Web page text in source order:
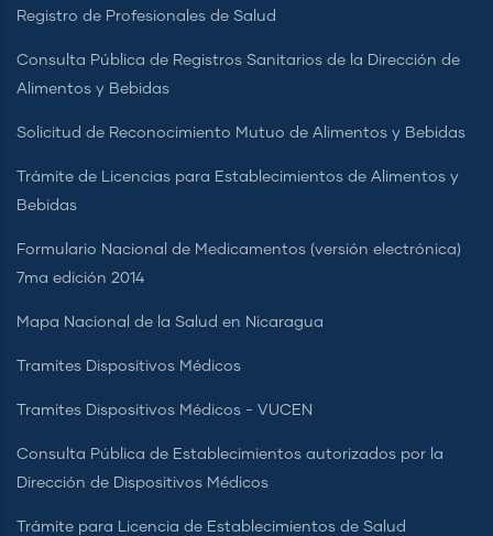
Registro de Profesionales de Salud
Consulta Pública de Registros Sanitarios de la Dirección de
Alimentos y Bebidas
Solicitud de Reconocimiento Mutuo de Alimentos y Bebidas
Trámite de Licencias para Establecimientos de Alimentos y
Bebidas
Formulario Nacional de Medicamentos (versión electrónica)
7ma edición 2014
Mapa Nacional de la Salud en Nicaragua
Tramites Dispositivos Médicos
Tramites Dispositivos Médicos - VUCEN
Consulta Pública de Establecimientos autorizados por la
Dirección de Dispositivos Médicos
Trámite para Licencia de Establecimientos de Salud